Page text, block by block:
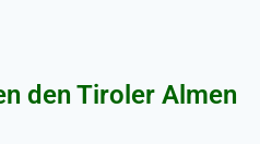
den Tiroler Almen